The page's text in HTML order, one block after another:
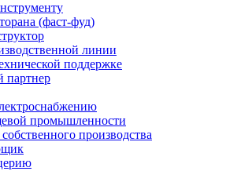
(фаст-фуд)
линии
поддержке
партнер
промышленности
производства